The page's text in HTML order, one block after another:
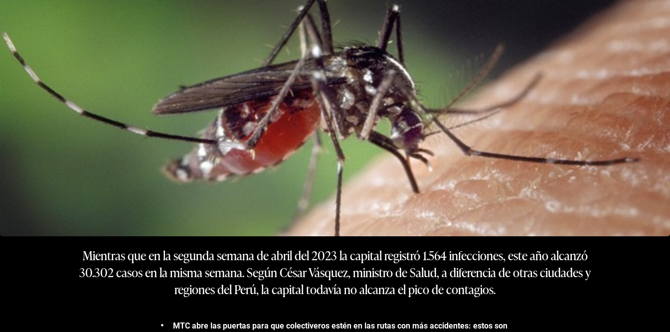
Mientras que en la segunda semana de abril del 2023 la capital registró 1.564 infecciones, este año alcanzó
30.302 casos en la misma semana. Según César Vásquez, ministro de Salud, a diferencia de otras ciudades y
regiones del Perú, la capital todavía no alcanza el pico de contagios.
MTC abre las puertas para que colectiveros estén en las rutas con más accidentes: estos son